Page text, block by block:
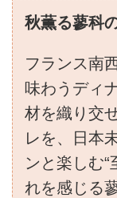
秋薫る蓼科
フランス南
味わうディ
材を織り交
レを、日本
ンと楽しむ
れを感じる